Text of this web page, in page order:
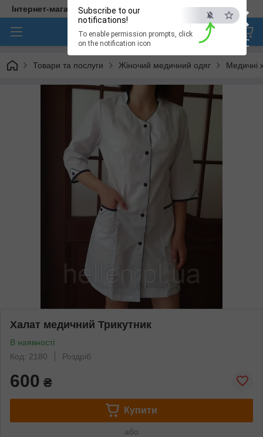
×
ESC
Subscribe to our
notifications!
To enable permission prompts, click
on the notification icon
Інтернет-магазин медичного одягу "Hellen"
Товари та послуги Жіночий медичний одяг Медичні
Халат медичний Трикутник
В наявності
Код: 2180
Роздріб
600 ₴
Купити
або